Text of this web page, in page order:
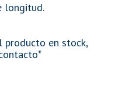
longitud.
producto en stock,